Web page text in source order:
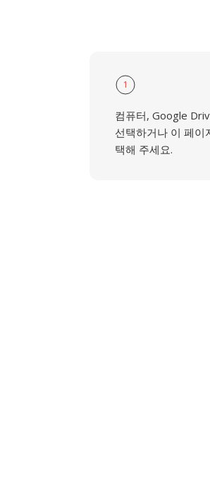
1
컴퓨터, Google
선택하거나 이 페이
택해 주세요.